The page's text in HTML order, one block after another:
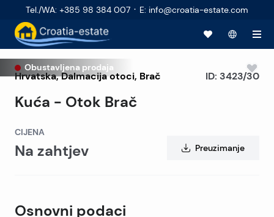
Tel./WA: +385 98 384 007 · E: info@croatia-estate.com
Obustavljena prodaja
Hrvatska,Dalmacija otoci, Brač
Kuća - Otok Brač
ID: 3423/30
CIJENA
Na zahtjev Preuzimanje
Osnovni podaci